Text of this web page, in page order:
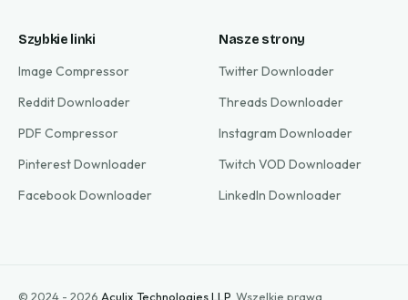
Szybkie linki
Image Compressor
Reddit Downloader
PDF Compressor
Pinterest Downloader
Facebook Downloader
Nasze strony
Twitter Downloader
Threads Downloader
Instagram Downloader
Twitch VOD Downloader
LinkedIn Downloader
© 2024 - 2026 Aculix Technologies LLP Wszelkie prawa